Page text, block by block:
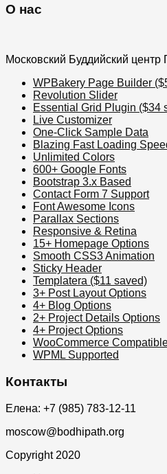
О нас
Московский Буддийский
WPBakery Page Builder
Revolution Slider
Essential Grid Plugin ($34
Live Customizer
One-Click Sample Data
Blazing Fast Loading
Unlimited Colors
600+ Google Fonts
Bootstrap 3.x Based
Contact Form 7 Support
Font Awesome Icons
Parallax Sections
Responsive & Retina
15+ Homepage Options
Smooth CSS3 Animation
Sticky Header
Templatera ($11 saved)
3+ Post Layout Options
4+ Blog Options
2+ Project Details Options
4+ Project Options
WooCommerce
WPML Supported
Контакты
Елена: +7 (985) 783-12-11
moscow@bodhipath.org
Copyright 2020